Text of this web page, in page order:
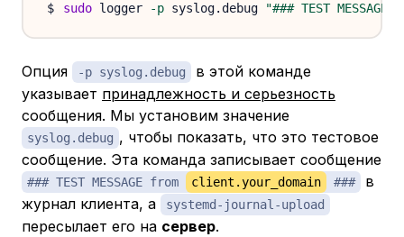
sudo logger -p syslog.debug "### TEST MESSAGE
Опция -p syslog.debug
в этой команде
указывает принадлежность и серьезность
сообщения. Мы установим значение
syslog.debug , чтобы показать, что это тестовое
сообщение. Эта команда записывает сообщение
### TEST MESSAGE from client.your_domain ###
в
журнал клиента, а
systemd-journal-upload
пересылает его на сервер.